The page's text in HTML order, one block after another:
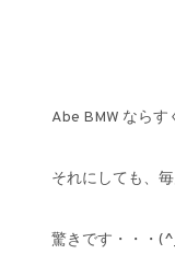
Abe BMW なら
それにしても、
驚きです・・・